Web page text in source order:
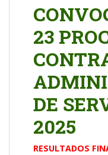
23
DE
2025
RESULTADOS